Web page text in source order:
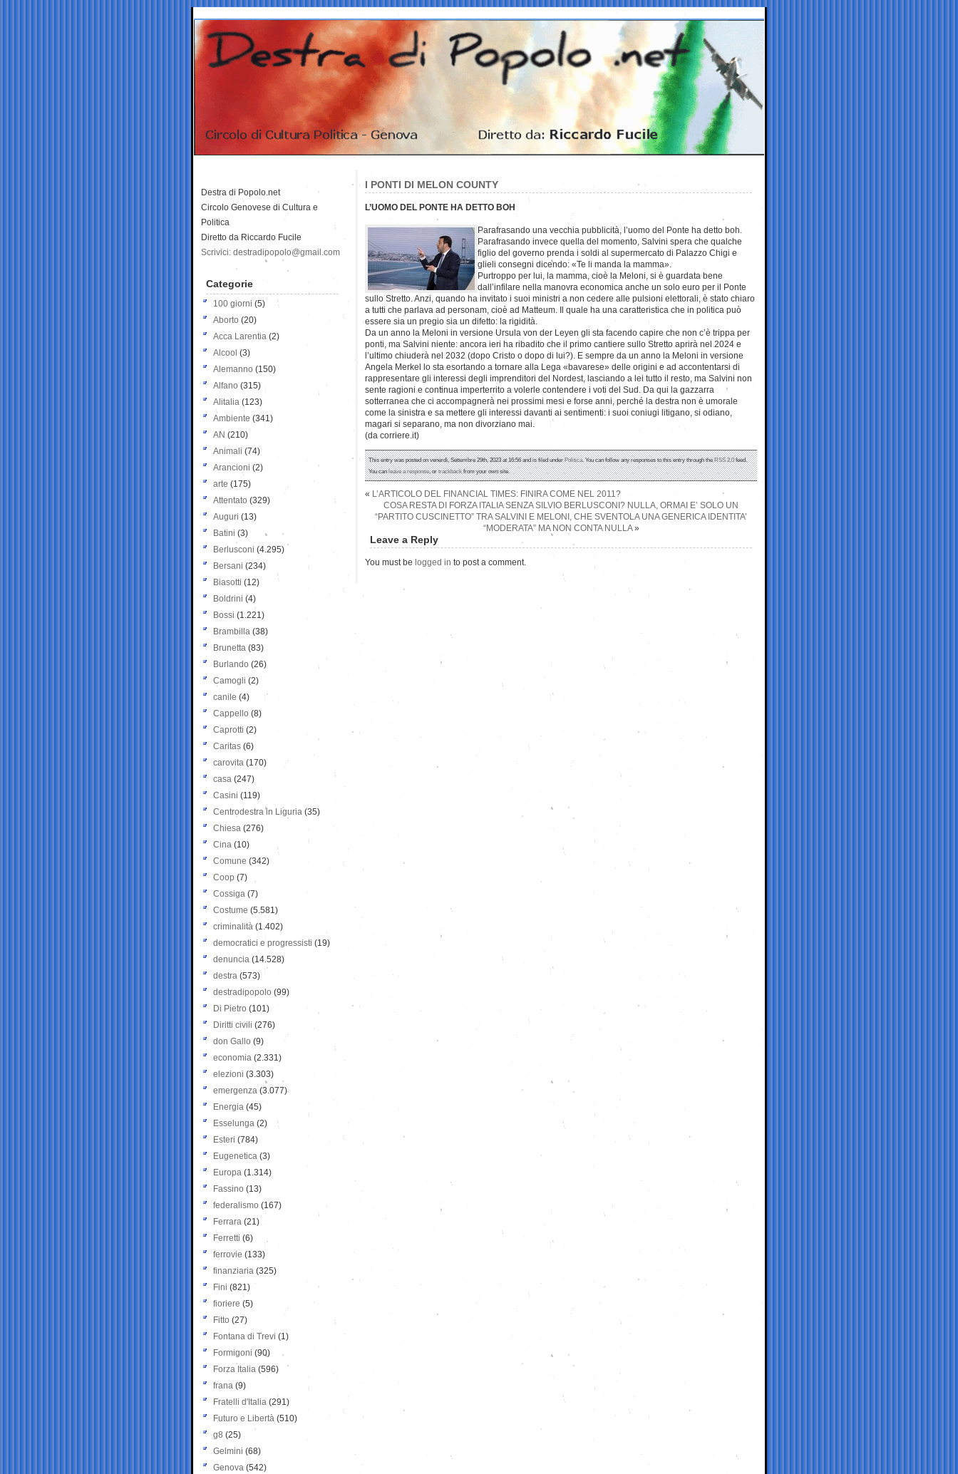
I PONTI DI MELON COUNTY
L’UOMO DEL PONTE HA DETTO BOH
Parafrasando una vecchia pubblicità, l’uomo del Ponte ha detto boh.
Parafrasando invece quella del momento, Salvini spera che qualche
figlio del governo prenda i soldi al supermercato di Palazzo Chigi e
glieli consegni dicendo: «Te li manda la mamma».
Purtroppo per lui, la mamma, cioè la Meloni, si è guardata bene
dall’infilare nella manovra economica anche un solo euro per il Ponte
sullo Stretto. Anzi, quando ha invitato i suoi ministri a non cedere alle pulsioni elettorali, è stato chiaro
a tutti che parlava ad personam, cioè ad Matteum. Il quale ha una caratteristica che in politica può
essere sia un pregio sia un difetto: la rigidità.
Da un anno la Meloni in versione Ursula von der Leyen gli sta facendo capire che non c’è trippa per
ponti, ma Salvini niente: ancora ieri ha ribadito che il primo cantiere sullo Stretto aprirà nel 2024 e
l’ultimo chiuderà nel 2032 (dopo Cristo o dopo di lui?). E sempre da un anno la Meloni in versione
Angela Merkel lo sta esortando a tornare alla Lega «bavarese» delle origini e ad accontentarsi di
rappresentare gli interessi degli imprenditori del Nordest, lasciando a lei tutto il resto, ma Salvini non
sente ragioni e continua imperterrito a volerle contendere i voti del Sud. Da qui la gazzarra
sotterranea che ci accompagnerà nei prossimi mesi e forse anni, perché la destra non è umorale
come la sinistra e sa mettere gli interessi davanti ai sentimenti: i suoi coniugi litigano, si odiano,
magari si separano, ma non divorziano mai.
(da corriere.it)
This entry was posted on venerdì, Settembre 29th, 2023 at 16:56 and is filed underPolitica. You can follow any responses to this entry through theRSS 2.0feed.
You canleave a response, ortrackbackfrom your own site.
« L’ARTICOLO DEL FINANCIAL TIMES: FINIRA COME NEL 2011?
COSA RESTA DI FORZA ITALIA SENZA SILVIO BERLUSCONI? NULLA, ORMAI E’ SOLO UN
“PARTITO CUSCINETTO” TRA SALVINI E MELONI, CHE SVENTOLA UNA GENERICA IDENTITA’
“MODERATA” MA NON CONTA NULLA»
Leave a Reply
You must be logged in to post a comment.
Destra di Popolo.net
Circolo Genovese di Cultura e
Politica
Diretto da Riccardo Fucile
Scrivici: destradipopolo@gmail.com
Categorie
100 giorni (5)
Aborto (20)
Acca Larentia (2)
Alcool (3)
Alemanno (150)
Alfano (315)
Alitalia (123)
Ambiente (341)
AN (210)
Animali (74)
Arancioni (2)
arte (175)
Attentato (329)
Auguri (13)
Batini (3)
Berlusconi (4.295)
Bersani (234)
Biasotti (12)
Boldrini (4)
Bossi (1.221)
Brambilla (38)
Brunetta (83)
Burlando (26)
Camogli (2)
canile (4)
Cappello (8)
Caprotti (2)
Caritas (6)
carovita (170)
casa (247)
Casini (119)
Centrodestra in Liguria (35)
Chiesa (276)
Cina (10)
Comune (342)
Coop (7)
Cossiga (7)
Costume (5.581)
criminalità (1.402)
democratici e progressisti (19)
denuncia (14.528)
destra (573)
destradipopolo (99)
Di Pietro (101)
Diritti civili (276)
don Gallo (9)
economia (2.331)
elezioni (3.303)
emergenza (3.077)
Energia (45)
Esselunga (2)
Esteri (784)
Eugenetica (3)
Europa (1.314)
Fassino (13)
federalismo (167)
Ferrara (21)
Ferretti (6)
ferrovie (133)
finanziaria (325)
Fini (821)
fioriere (5)
Fitto (27)
Fontana di Trevi (1)
Formigoni (90)
Forza Italia (596)
frana (9)
Fratelli d'Italia (291)
Futuro e Libertà (510)
g8 (25)
Gelmini (68)
Genova (542)